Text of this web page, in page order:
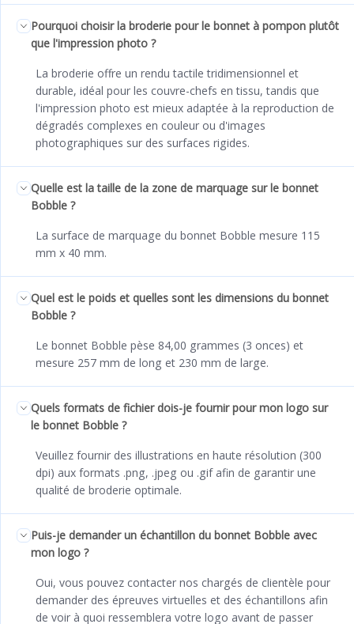
Pourquoi choisir la broderie pour le bonnet à pompon plutôt
que l'impression photo ?
La broderie offre un rendu tactile tridimensionnel et
durable, idéal pour les couvre-chefs en tissu, tandis que
l'impression photo est mieux adaptée à la reproduction de
dégradés complexes en couleur ou d'images
photographiques sur des surfaces rigides.
Quelle est la taille de la zone de marquage sur le bonnet
Bobble ?
La surface de marquage du bonnet Bobble mesure 115
mm x 40 mm.
Quel est le poids et quelles sont les dimensions du bonnet
Bobble ?
Le bonnet Bobble pèse 84,00 grammes (3 onces) et
mesure 257 mm de long et 230 mm de large.
Quels formats de fichier dois-je fournir pour mon logo sur
le bonnet Bobble ?
Veuillez fournir des illustrations en haute résolution (300
dpi) aux formats .png, .jpeg ou .gif afin de garantir une
qualité de broderie optimale.
Puis-je demander un échantillon du bonnet Bobble avec
mon logo ?
Oui, vous pouvez contacter nos chargés de clientèle pour
demander des épreuves virtuelles et des échantillons afin
de voir à quoi ressemblera votre logo avant de passer